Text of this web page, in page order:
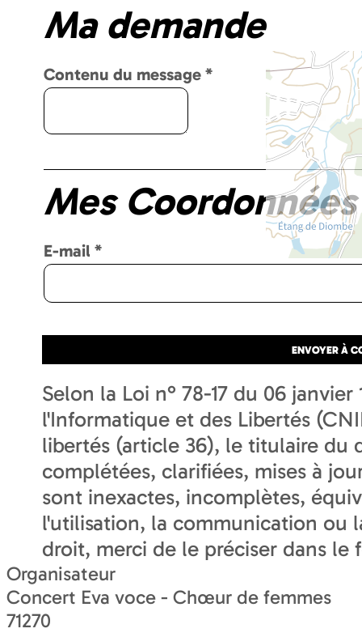
Ma demande
Contenu du message *
Mes Coordonnées
E-mail *
Selon la Loi n° 78-17 du 06
l'Informatique et des Libertés
libertés (article 36), le titulaire du
complétées, clarifiées, mises à
sont inexactes, incomplètes,
l'utilisation, la communication ou
droit, merci de le préciser dans le
Organisateur
Concert Eva voce - Chœur de femmes
71270